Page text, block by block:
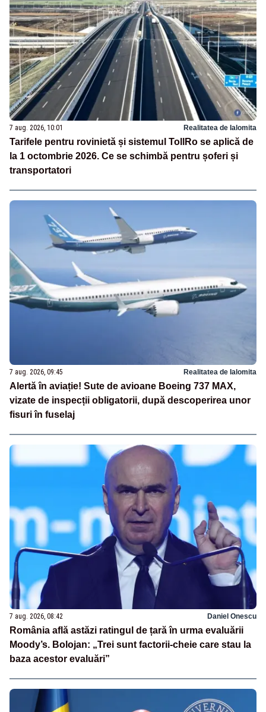
7 aug. 2026, 10:01 Realitatea de Ialomita
Tarifele pentru rovinietă și sistemul TollRo se aplică de
la 1 octombrie 2026. Ce se schimbă pentru șoferi și
transportatori
7 aug. 2026, 09:45 Realitatea de Ialomita
Alertă în aviație! Sute de avioane Boeing 737 MAX,
vizate de inspecții obligatorii, după descoperirea unor
fisuri în fuselaj
7 aug. 2026, 08:42 Daniel Onescu
România află astăzi ratingul de țară în urma evaluării
Moody’s. Bolojan: „Trei sunt factorii-cheie care stau la
baza acestor evaluări”